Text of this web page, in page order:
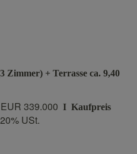
Zimmer) + Terrasse ca. 9,40
EUR 339.000 I Kaufpreis
USt.